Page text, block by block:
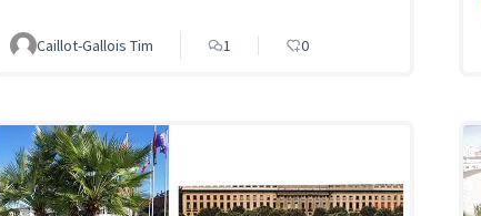
Caillot-Gallois Tim 1 0